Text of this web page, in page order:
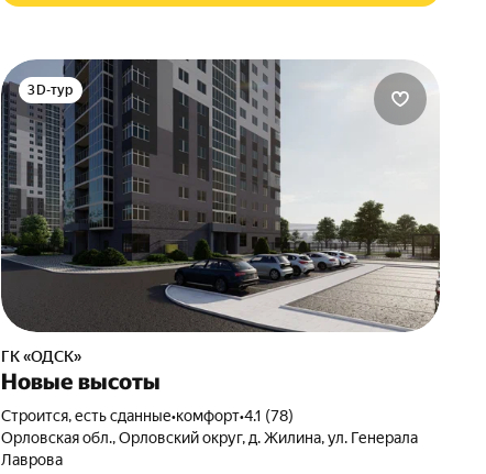
3D-тур
ГК «ОДСК»
Новые высоты
Строится, есть сданные•комфорт•4.1 (78)
Орловская обл., Орловский округ, д. Жилина, ул. Генерала
Лаврова